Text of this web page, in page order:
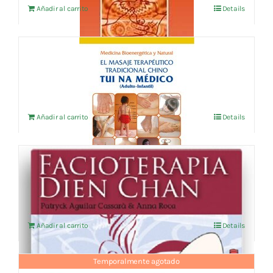
Añadir al carrito Details
TUI NA MEDICO
IVA no incluído
Añadir al carrito Details
Facioterapia Dien Chan (Libro en español)
16,34€ IVA no incluído
Añadir al carrito Details
Temporalmente agotado